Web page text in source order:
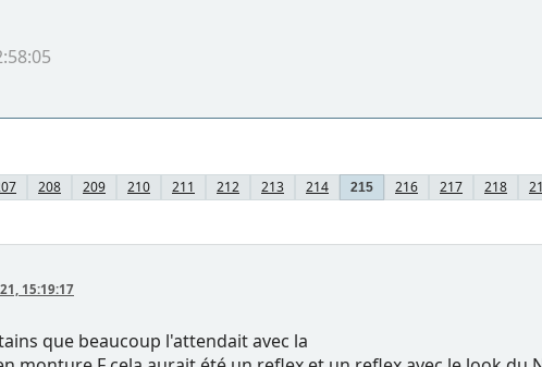
208 209 210 211 212 213 214 215 216 217 218
15:19:17
que beaucoup l'attendait avec la